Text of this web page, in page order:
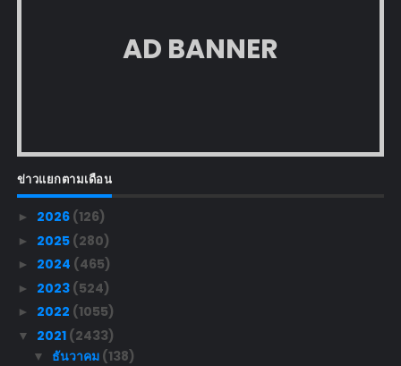
AD BANNER
ข่าวแยกตามเดือน
► 2026 (126)
► 2025 (280)
► 2024 (465)
► 2023 (524)
► 2022 (1055)
▼ 2021 (2433)
▼ ธันวาคม (138)